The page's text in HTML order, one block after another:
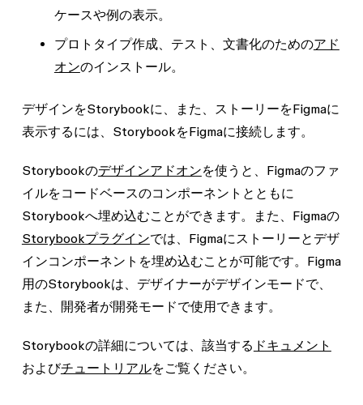
ケースや例の表示。
プロトタイプ作成、テスト、文書化のためのアド
オンのインストール。
デザインをStorybookに、また、ストーリーをFigmaに
表示するには、StorybookをFigmaに接続します。
Storybookのデザインアドオンを使うと、Figmaのファ
イルをコードベースのコンポーネントとともに
Storybookへ埋め込むことができます。また、Figmaの
Storybookプラグインでは、Figmaにストーリーとデザ
インコンポーネントを埋め込むことが可能です。 Figma
用のStorybookは、デザイナーがデザインモードで、
また、 開発者が開発モードで使用できます。
Storybookの詳細については、該当する ドキュメント
およびチュートリアルをご覧ください。